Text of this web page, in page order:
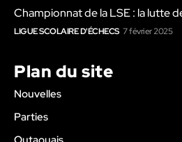
Championnat de la LSE : la lutte
LIGUE SCOLAIRE D'ÉCHECS 7 février 2025
Plan du site
Nouvelles
Parties